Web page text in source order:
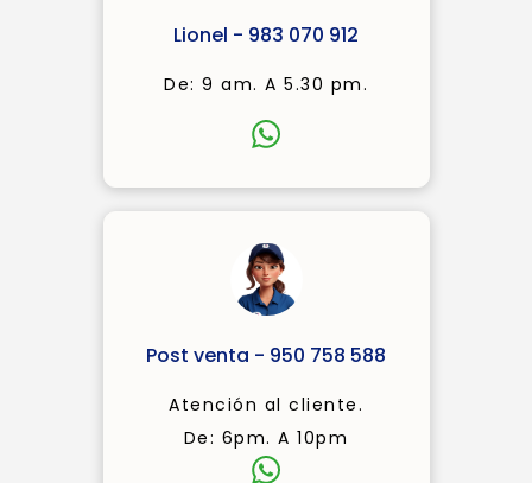
Lionel - 983 070 912
De: 9 am. A 5.30 pm.
Post venta - 950 758 588
Atención al cliente.
De: 6pm. A 10pm